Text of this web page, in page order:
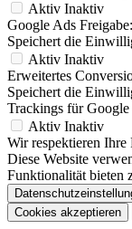
Aktiv Inaktiv
Google Ads Freigabe:
Speichert die
Aktiv Inaktiv
Erweitertes
Speichert die
Trackings für Google
Aktiv Inaktiv
Wir respektieren Ihre
Diese Website
Funktionalität bieten
Cookies akzeptieren